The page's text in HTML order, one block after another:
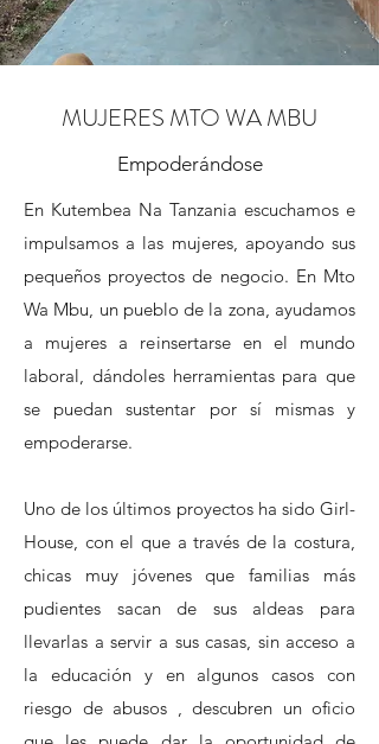
MUJERES MTO WA MBU
Empoderándose
En Kutembea Na Tanzania escuchamos e
impulsamos a las mujeres, apoyando sus
pequeños proyectos de negocio. En Mto
Wa Mbu, un pueblo de la zona, ayudamos
a mujeres a reinsertarse en el mundo
laboral, dándoles herramientas para que
se puedan sustentar por sí mismas y
empoderarse.
Uno de los últimos proyectos ha sido Girl-
House, con el que a través de la costura,
chicas muy jóvenes que familias más
pudientes sacan de sus aldeas para
llevarlas a servir a sus casas, sin acceso a
la educación y en algunos casos con
riesgo de abusos , descubren un oficio